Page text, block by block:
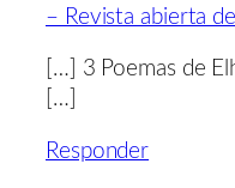
– Revista abierta
[…] 3 Poemas de
[…]
Responder